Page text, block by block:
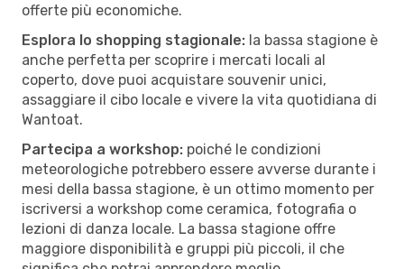
offerte più economiche.
Esplora lo shopping stagionale: la bassa stagione è
anche perfetta per scoprire i mercati locali al
coperto, dove puoi acquistare souvenir unici,
assaggiare il cibo locale e vivere la vita quotidiana di
Wantoat.
Partecipa a workshop: poiché le condizioni
meteorologiche potrebbero essere avverse durante i
mesi della bassa stagione, è un ottimo momento per
iscriversi a workshop come ceramica, fotografia o
lezioni di danza locale. La bassa stagione offre
maggiore disponibilità e gruppi più piccoli, il che